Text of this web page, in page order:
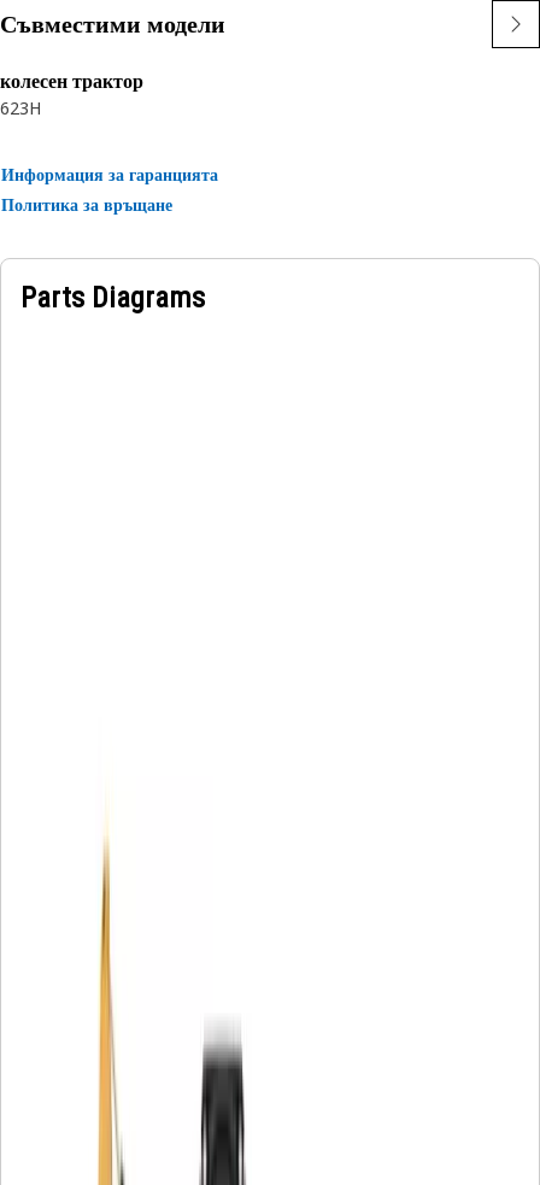
Designed to fit J550 tips and adapters.
For use with Heavy Duty Retainer Assembly, p/n 107-8559
Съвместими модели
колесен трактор
623H
Информация за гаранцията
Политика за връщане
Parts Diagrams